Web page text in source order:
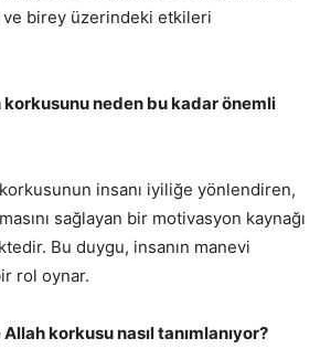
birey üzerindeki etkileri
korkusunu neden bu kadar önemli
insanı iyiliğe yönlendiren,
sağlayan bir motivasyon kaynağı
Bu duygu, insanın manevi
rol oynar.
korkusu nasıl tanımlanıyor?